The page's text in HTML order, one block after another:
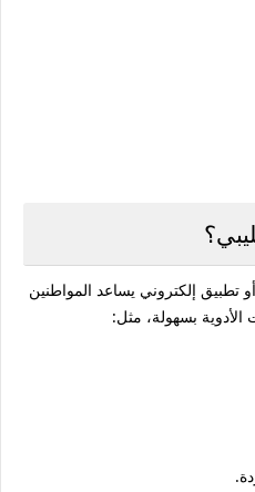
تطبيق إلكتروني يساعد المواطنين
بسهولة، مثل: